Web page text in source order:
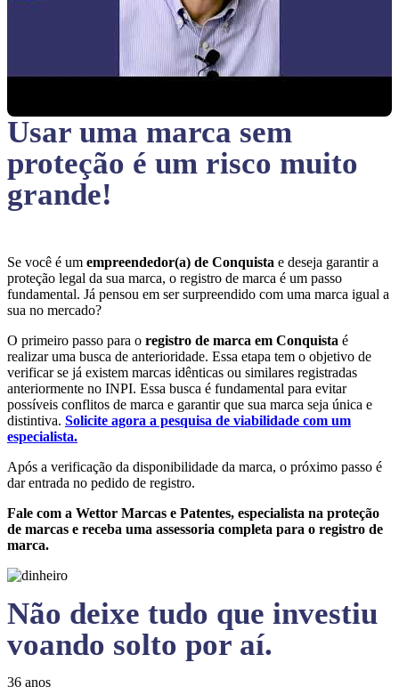
Usar uma marca sem
proteção é um risco muito
grande!
Se você é um empreendedor(a) de Conquista e deseja garantir a
proteção legal da sua marca, o registro de marca é um passo
fundamental. Já pensou em ser surpreendido com uma marca igual a
sua no mercado?
O primeiro passo para o registro de marca em Conquista é
realizar uma busca de anterioridade. Essa etapa tem o objetivo de
verificar se já existem marcas idênticas ou similares registradas
anteriormente no INPI. Essa busca é fundamental para evitar
possíveis conflitos de marca e garantir que sua marca seja única e
distintiva. Solicite agora a pesquisa de viabilidade com um
especialista.
Após a verificação da disponibilidade da marca, o próximo passo é
dar entrada no pedido de registro.
Fale com a Wettor Marcas e Patentes, especialista na proteção
de marcas e receba uma assessoria completa para o registro de
marca.
Não deixe tudo que investiu
voando solto por aí.
36 anos